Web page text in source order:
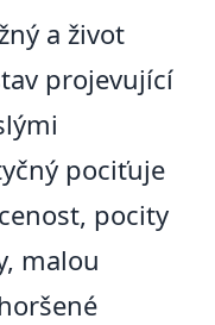
a život
projevující
pociťuje
pocity
malou